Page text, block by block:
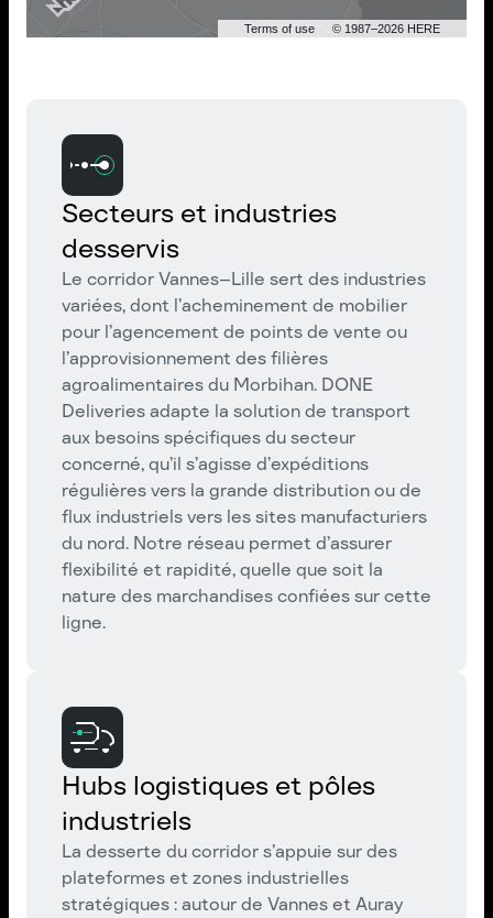
Terms of use © 1987–2026 HERE
Secteurs et industries
desservis
Le corridor Vannes–Lille sert des industries
variées, dont l’acheminement de mobilier
pour l’agencement de points de vente ou
l’approvisionnement des filières
agroalimentaires du Morbihan. DONE
Deliveries adapte la solution de transport
aux besoins spécifiques du secteur
concerné, qu’il s’agisse d’expéditions
régulières vers la grande distribution ou de
flux industriels vers les sites manufacturiers
du nord. Notre réseau permet d’assurer
flexibilité et rapidité, quelle que soit la
nature des marchandises confiées sur cette
ligne.
Hubs logistiques et pôles
industriels
La desserte du corridor s’appuie sur des
plateformes et zones industrielles
stratégiques : autour de Vannes et Auray